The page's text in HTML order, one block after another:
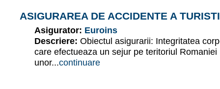
ASIGURAREA DE ACCIDENTE A
Asigurator: Euroins
Descriere: Obiectul asigurarii: Integritatea
care efectueaza un sejur pe teritoriul
unor...continuare